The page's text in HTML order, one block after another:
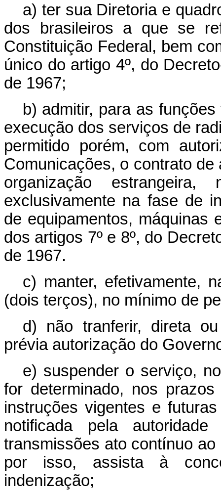
a) ter sua Diretoria e
dos brasileiros a que se
Constituição Federal, bem
único do artigo 4º, do
de 1967;
b) admitir, para as
execução dos serviços de
permitido porém, com
Comunicações, o contrato
organização
exclusivamente na fase de
de equipamentos, máquinas
dos artigos 7º e 8º, do
de 1967.
c) manter, efetivamente,
(dois terços), no mínimo de
d) não tranferir, direta
prévia autorização do
e) suspender o serviço,
for determinado, nos
instruções vigentes e
notificada pela
transmissões ato contínuo
por isso, assista à
indenização;